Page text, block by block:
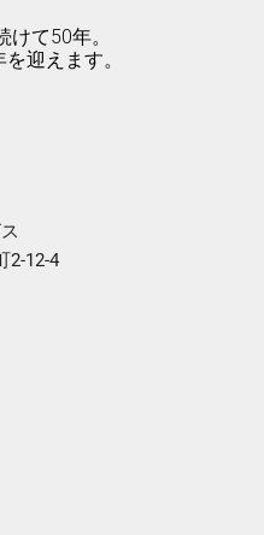
けて50年。
迎えます。
2-12-4